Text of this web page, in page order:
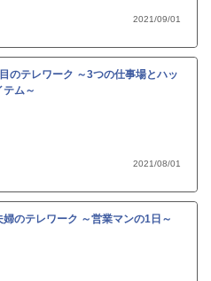
2021/09/01
のテレワーク ～3つの仕事場とハッ
テム～
2021/08/01
婦のテレワーク ～営業マンの1日～